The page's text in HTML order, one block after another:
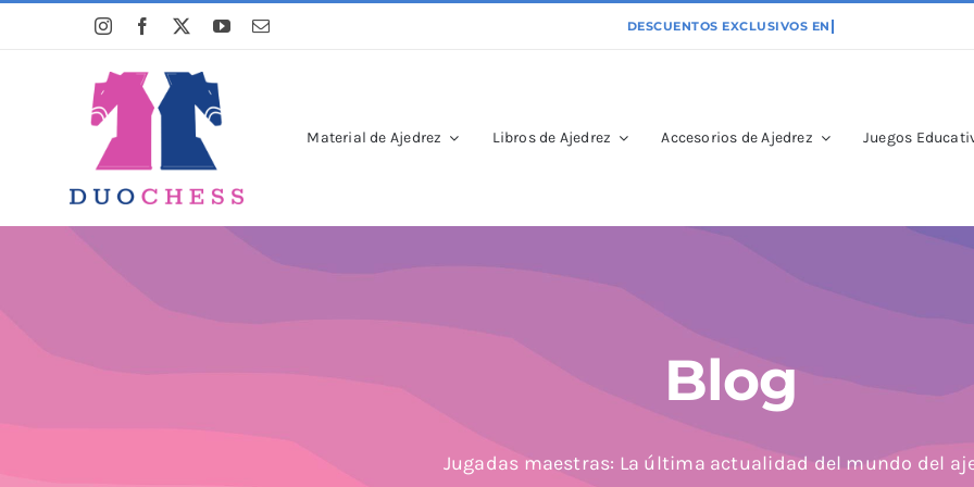
Material de Ajedrez Libros de Ajedrez Accesorios de Ajedrez Juegos
Blog
Jugadas maestras: La última actualidad del mundo del